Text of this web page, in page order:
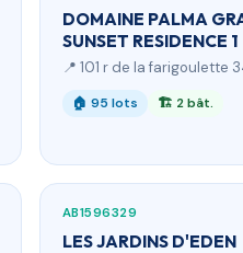
DOMAINE PALMA
SUNSET RESIDENCE 1
📍 101 r de la farigoulette
🏠 95 lots 🏗 2 bât.
AB1596329
LES JARDINS D'EDEN